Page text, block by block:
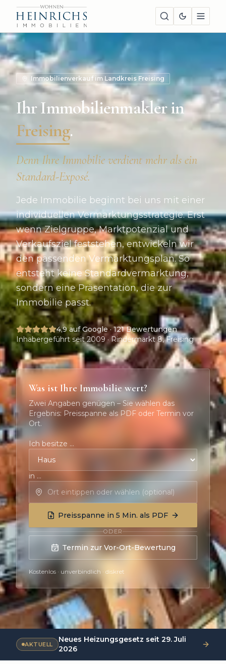
Immobilienverkauf im Landkreis Freising
Ihr Immobilienmakler in
Freising.
Denn Ihre Immobilie verdient mehr als ein
Standard-Exposé.
Jede Immobilie beginnt bei uns mit einer
individuellen Vermarktungsstrategie. Erst
wenn Zielgruppe, Marktpotenzial und
Verkaufsziel feststehen, entwickeln wir
den passenden Vermarktungsplan. So
entsteht keine Standardvermarktung,
sondern eine Präsentation, die zur
Immobilie passt.
4,9auf Google ·121Bewertungen
Inhabergeführt seit 2009 · Rindermarkt 8, Freising
Was ist Ihre Immobilie wert?
Zwei Angaben genügen – Sie wählen das
Ergebnis: Preisspanne als PDF oder Termin vor
Ort.
Ich besitze …
in …
Preisspanne in 5 Min. als PDF
ODER
Termin zur Vor-Ort-Bewertung
Kostenlos · unverbindlich · diskret
AKTUELL
Neues Heizungsgesetz seit 29. Juli
2026